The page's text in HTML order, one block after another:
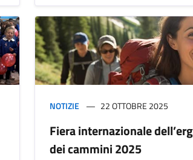
NOTIZIE 22 OTTOBRE 2025
Fiera internazionale
dei cammini 2025